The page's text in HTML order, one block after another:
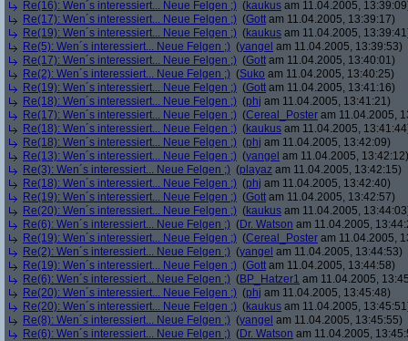
Re(16): Wen´s interessiert... Neue Felgen ;) (kaukus am 11.04.2005,
Re(17): Wen´s interessiert... Neue Felgen ;) (Gott am 11.04.2005, 13:39:17)
Re(19): Wen´s interessiert... Neue Felgen ;) (kaukus am 11.04.2005,
Re(5): Wen´s interessiert... Neue Felgen ;) (yangel am 11.04.2005, 13:39:53)
Re(17): Wen´s interessiert... Neue Felgen ;) (Gott am 11.04.2005, 13:40:01)
Re(2): Wen´s interessiert... Neue Felgen ;) (Suko am 11.04.2005, 13:40:25)
Re(19): Wen´s interessiert... Neue Felgen ;) (Gott am 11.04.2005, 13:41:16)
Re(18): Wen´s interessiert... Neue Felgen ;) (phj am 11.04.2005, 13:41:21)
Re(17): Wen´s interessiert... Neue Felgen ;) (Cereal_Poster am 11.04.2005,
Re(18): Wen´s interessiert... Neue Felgen ;) (kaukus am 11.04.2005,
Re(18): Wen´s interessiert... Neue Felgen ;) (phj am 11.04.2005, 13:42:09)
Re(13): Wen´s interessiert... Neue Felgen ;) (yangel am 11.04.2005, 13:42:12)
Re(3): Wen´s interessiert... Neue Felgen ;) (playaz am 11.04.2005, 13:42:15)
Re(18): Wen´s interessiert... Neue Felgen ;) (phj am 11.04.2005, 13:42:40)
Re(19): Wen´s interessiert... Neue Felgen ;) (Gott am 11.04.2005, 13:42:57)
Re(20): Wen´s interessiert... Neue Felgen ;) (kaukus am 11.04.2005,
Re(6): Wen´s interessiert... Neue Felgen ;) (Dr. Watson am 11.04.2005,
Re(19): Wen´s interessiert... Neue Felgen ;) (Cereal_Poster am 11.04.2005,
Re(2): Wen´s interessiert... Neue Felgen ;) (yangel am 11.04.2005, 13:44:53)
Re(19): Wen´s interessiert... Neue Felgen ;) (Gott am 11.04.2005, 13:44:58)
Re(6): Wen´s interessiert... Neue Felgen ;) (BP_Hatzer1 am 11.04.2005,
Re(20): Wen´s interessiert... Neue Felgen ;) (phj am 11.04.2005, 13:45:48)
Re(20): Wen´s interessiert... Neue Felgen ;) (kaukus am 11.04.2005,
Re(8): Wen´s interessiert... Neue Felgen ;) (yangel am 11.04.2005, 13:45:55)
Re(6): Wen´s interessiert... Neue Felgen ;) (Dr. Watson am 11.04.2005,